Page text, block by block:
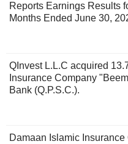
Reports Earnings Results
Months Ended June 30,
QInvest L.L.C acquired
Insurance Company
Bank (Q.P.S.C.).
Damaan Islamic